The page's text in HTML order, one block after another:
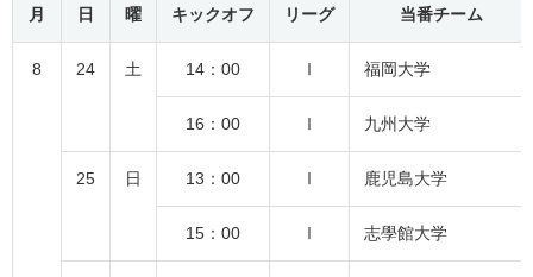
月 日 曜 キックオフ リーグ 当番チーム
8 24 土 14：00 Ⅰ 福岡大学
16：00 Ⅰ 九州大学
25 日 13：00 Ⅰ 鹿児島大学
15：00 Ⅰ 志學館大学